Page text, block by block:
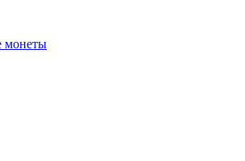
монеты